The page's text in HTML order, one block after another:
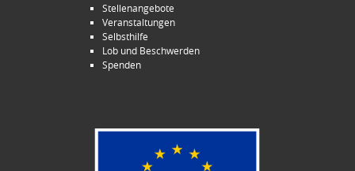
Stellenangebote
Veranstaltungen
Selbsthilfe
Lob und Beschwerden
Spenden